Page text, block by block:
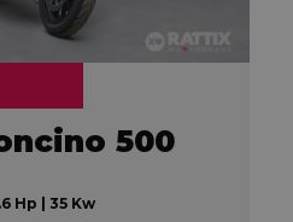
500
Hp | 35 Kw